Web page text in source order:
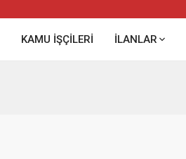
KAMU İŞÇİLERİ İLANLAR